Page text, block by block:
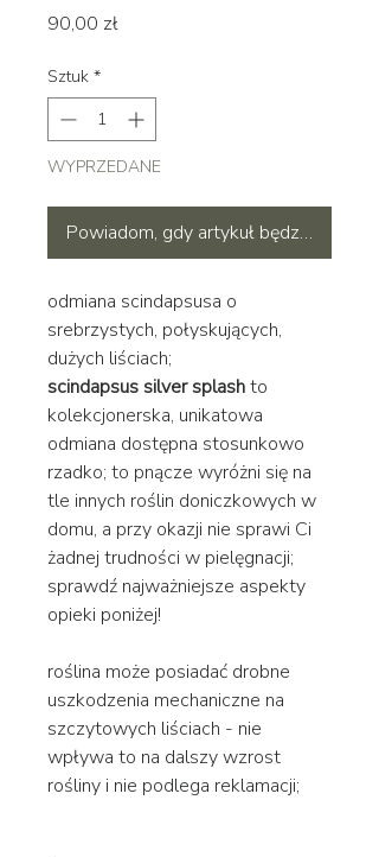
90,00 złCena
Sztuk *
WYPRZEDANE
Powiadom, gdy artykuł będzie
odmiana scindapsusa o
srebrzystych, połyskujących,
dużych liściach;
scindapsus silver splashto
kolekcjonerska, unikatowa
odmiana dostępna stosunkowo
rzadko; to pnącze wyróżni się na
tle innych roślin doniczkowych w
domu, a przy okazji nie sprawi Ci
żadnej trudności w pielęgnacji;
sprawdź najważniejsze aspekty
opieki poniżej!
roślina może posiadać drobne
uszkodzenia mechaniczne na
szczytowych liściach - nie
wpływa to na dalszy wzrost
rośliny i nie podlega reklamacji;